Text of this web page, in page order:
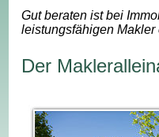
Gut beraten ist bei
leistungsfähigen
Der